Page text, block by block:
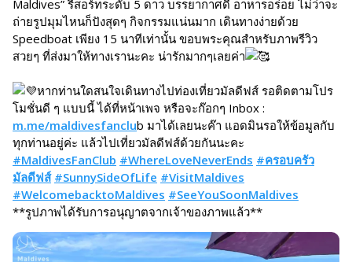
Maldives” รีสอร์ทระดับ 5 ดาว บรรยากาศดี อาหารอร่อย ไม่ว่าจะ
ถ่ายรูปมุมไหนก็ปังสุดๆ กิจกรรมแน่นมาก เดินทางง่ายด้วย
Speedboat เพียง 15 นาทีเท่านั้น ขอบพระคุณสำหรับภาพรีวิว
สวยๆ ที่ส่งมาให้ทางเรานะคะ น่ารักมากๆเลยค่า
หากท่านใดสนใจเดินทางไปท่องเที่ยวมัลดีฟส์ รอติดตามโปร
โมชั่นดี ๆ แบบนี้ ได้ที่หน้าเพจ หรือจะก๊อกๆ Inbox :
m.me/maldivesfanclub มาได้เลยนะค๊า แอดมินรอให้ข้อมูลกับ
ทุกท่านอยู่ค่ะ แล้วไปเที่ยวมัลดีฟส์ด้วยกันนะคะ
#MaldivesFanClub #WhereLoveNeverEnds #ครอบครัว
มัลดีฟส์ #SunnySideOfLife #VisitMaldives
#WelcomebacktoMaldives #SeeYouSoonMaldives
**รูปภาพได้รับการอนุญาตจากเจ้าของภาพแล้ว**